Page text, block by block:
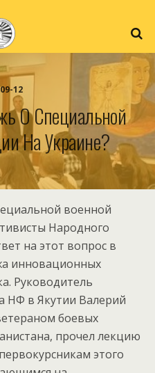
12
О Специальной
На Украине?
военной
Народного
на этот вопрос в
инновационных
Руководитель
НФ в Якутии Валерий
боевых
прочел лекцию
этого